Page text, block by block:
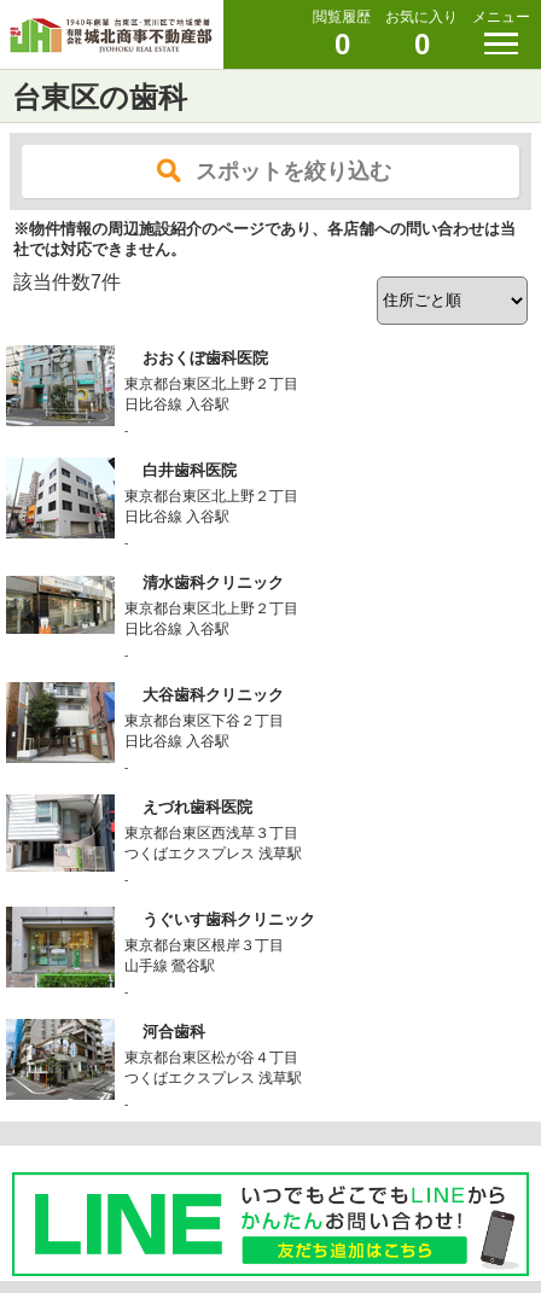
閲覧履歴
0
お気に入り
0
メニュー
台東区の歯科
スポットを絞り込む
※物件情報の周辺施設紹介のページであり、各店舗への問い合わせは当
社では対応できません。
該当件数7件
おおくぼ歯科医院
東京都台東区北上野２丁目
日比谷線 入谷駅
-
白井歯科医院
東京都台東区北上野２丁目
日比谷線 入谷駅
-
清水歯科クリニック
東京都台東区北上野２丁目
日比谷線 入谷駅
-
大谷歯科クリニック
東京都台東区下谷２丁目
日比谷線 入谷駅
-
えづれ歯科医院
東京都台東区西浅草３丁目
つくばエクスプレス 浅草駅
-
うぐいす歯科クリニック
東京都台東区根岸３丁目
山手線 鶯谷駅
-
河合歯科
東京都台東区松が谷４丁目
つくばエクスプレス 浅草駅
-